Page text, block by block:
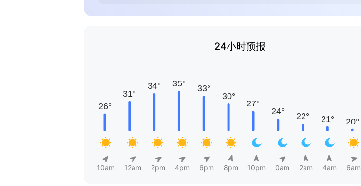
24小时预报
10am 12am 2pm 4pm 6pm 8pm 10pm 0am 2am 4am 6am